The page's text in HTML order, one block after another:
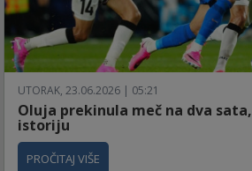
UTORAK, 23.06.2026 | 05:21
Oluja prekinula meč na dva
istoriju
PROČITAJ VIŠE